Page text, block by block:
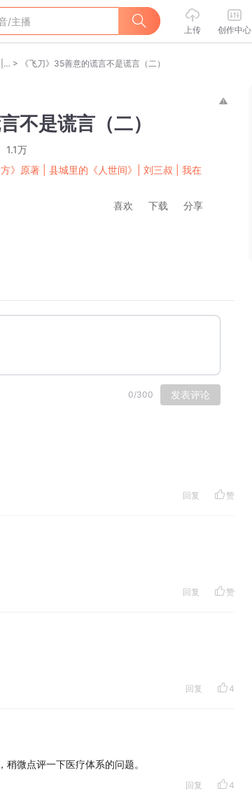
上传 创作中心
飞刀 | 肖战主演影视《小城良方》原著 | 县城里的《人世间》| 刘三叔 | 我在小城当医生 | 多人精品有声剧 > 《飞刀》35善意的谎言不是谎言（二）
不是谎言（二）
1.1万
》原著 | 县城里的《人世间》| 刘三叔 | 我在
喜欢 下载 分享
0/300 发表评论
回复 赞
回复 赞
回复 4
微点评一下医疗体系的问题。
回复 4